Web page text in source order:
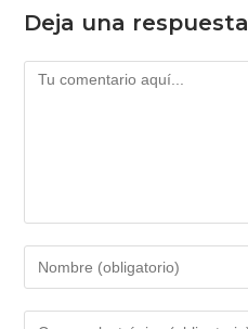
Deja una respuesta
Comentario
tu
nombre